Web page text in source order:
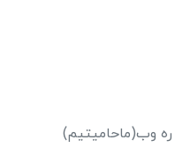
ره وب(ماحامیتیم)